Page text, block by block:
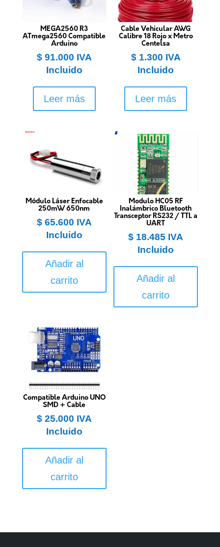
MEGA2560 R3
ATmega2560 Compatible
Arduino
$91.000 IVA
Incluido
Leer más
Cable Vehicular AWG
Calibre 18 Rojo x Metro
Centelsa
$1.300 IVA
Incluido
Leer más
Módulo Láser Enfocable
250mW 650nm
$65.600 IVA
Incluido
Añadir al
carrito
Modulo HC05 RF
Inalámbrico Bluetooth
Transceptor RS232 / TTL a
UART
$ 18.485 IVA
Incluido
Añadir al
carrito
Compatible Arduino UNO
SMD + Cable
$25.000 IVA
Incluido
Añadir al
carrito